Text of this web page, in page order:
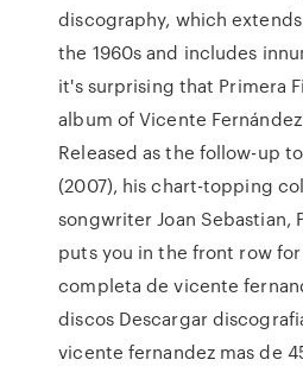
discography, which
the 1960s and includes
it's surprising that Primera
album of Vicente
Released as the follow-up
(2007), his chart-topping
songwriter Joan Sebastian,
puts you in the front row
completa de vicente
discos Descargar
vicente fernandez mas de